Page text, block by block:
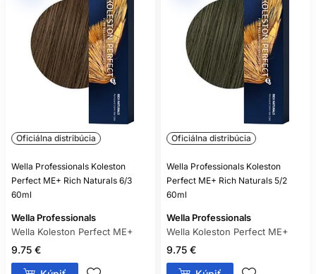
Oficiálna distribúcia
Wella Professionals Koleston
Perfect ME+ Rich Naturals 6/3
60ml
Wella Professionals
Wella Koleston Perfect ME+
9.75 €
Oficiálna distribúcia
Wella Professionals Koleston
Perfect ME+ Rich Naturals 5/2
60ml
Wella Professionals
Wella Koleston Perfect ME+
9.75 €